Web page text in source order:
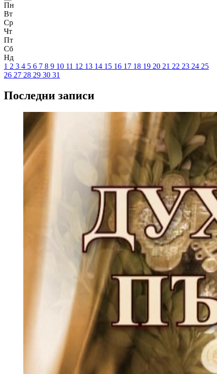
Пн
Вт
Ср
Чт
Пт
Сб
Нд
1 2 3 4 5 6 7 8 9 10 11 12 13 14 15 16 17 18 19 20 21 22 23 24 25
26 27 28 29 30 31
Последни записи